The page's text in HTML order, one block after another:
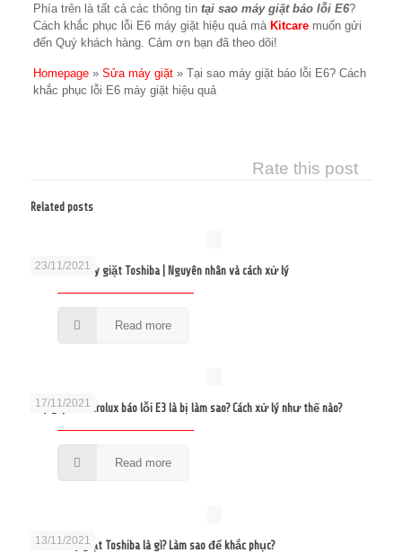
Phía trên là tất cả các thông tintại sao máy giặt báo lỗi E6?
Cách khắc phục lỗi E6 máy giặt hiệu quả màKitcare muốn gửi
đến Quý khách hàng. Cảm ơn bạn đã theo dõi!
Homepage »Sửa máy giặt »Tại sao máy giặt báo lỗi E6? Cách
khắc phục lỗi E6 máy giặt hiệu quả
Rate this post
Related posts
23/11/2021
Sửa lỗi E2 máy giặt Toshiba | Nguyên nhân và cách xử lý
Read more
17/11/2021
Máy giặt Electrolux báo lỗi E3 là bị làm sao? Cách xử lý như thế nào?
Read more
13/11/2021
Lỗi E3 máy giặt Toshiba là gì? Làm sao để khắc phục?